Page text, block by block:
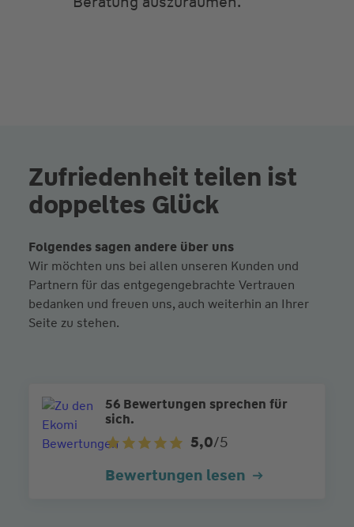
Zufriedenheit teilen ist
doppeltes Glück
Folgendes sagen andere über uns
Wir möchten uns bei allen unseren Kunden und
Partnern für das entgegengebrachte Vertrauen
bedanken und freuen uns, auch weiterhin an Ihrer
Seite zu stehen.
56 Bewertungen sprechen für
sich.
5,0/5
Bewertungen lesen